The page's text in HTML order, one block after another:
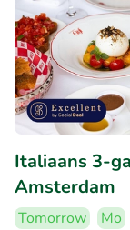
Italiaans 3-
Amsterdam
Tomorrow Mo